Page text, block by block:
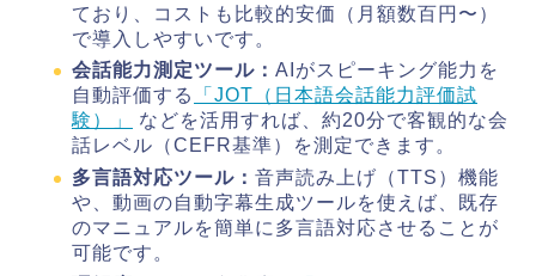
ており、コストも比較的安価（月額数百円〜）
で導入しやすいです。
会話能力測定ツール： AIがスピーキング能力を
自動評価する
「JOT（日本語会話能力評価試
験）」
などを活用すれば、約20分で客観的な会
話レベル（CEFR基準）を測定できます。
多言語対応ツール： 音声読み上げ（TTS）機能
や、動画の自動字幕生成ツールを使えば、既存
のマニュアルを簡単に多言語対応させることが
可能です。